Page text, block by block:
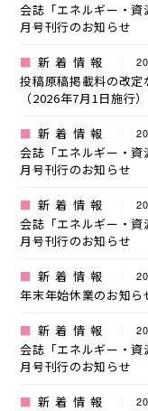
会誌「エネルギー・
月号刊行のお知らせ
新着情報
投稿原稿掲載料の改
（2026年7月1日施行）
新着情報
会誌「エネルギー・
月号刊行のお知らせ
新着情報
会誌「エネルギー・
月号刊行のお知らせ
新着情報
年末年始休業のお知ら
新着情報
会誌「エネルギー・
月号刊行のお知らせ
新着情報